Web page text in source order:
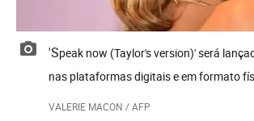
'Speak now (Taylor's version)' será lançado dia 7 de julho
nas plataformas digitais e em formato
VALERIE MACON / AFP